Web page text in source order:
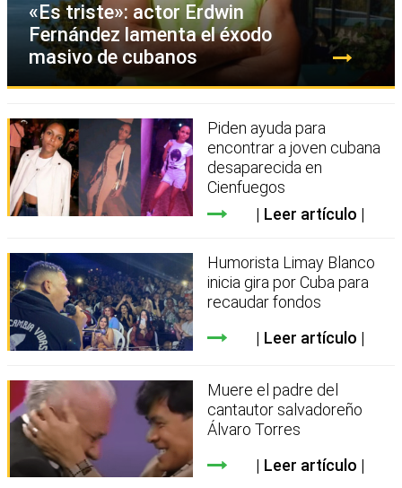
«Es triste»: actor Erdwin
Fernández lamenta el éxodo
masivo de cubanos
Piden ayuda para
encontrar a joven cubana
desaparecida en
Cienfuegos
Leer artículo
Humorista Limay Blanco
inicia gira por Cuba para
recaudar fondos
Leer artículo
Muere el padre del
cantautor salvadoreño
Álvaro Torres
Leer artículo